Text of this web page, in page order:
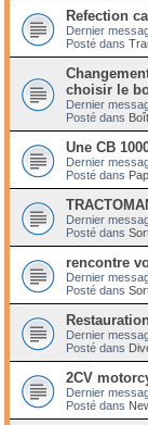
Refection
Dernier
Posté dans
choisir le
Dernier
Posté dans
Une CB
Dernier
Posté dans
Dernier
Posté dans
rencontre
Dernier
Posté dans
Dernier
Posté dans
2CV
Dernier
Posté dans